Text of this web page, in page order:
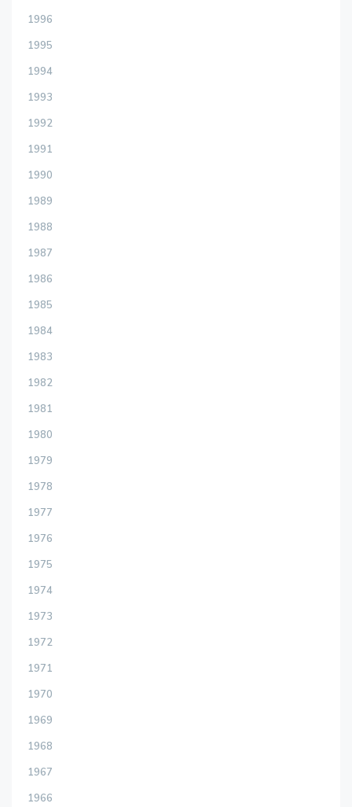
1996
1995
1994
1993
1992
1991
1990
1989
1988
1987
1986
1985
1984
1983
1982
1981
1980
1979
1978
1977
1976
1975
1974
1973
1972
1971
1970
1969
1968
1967
1966